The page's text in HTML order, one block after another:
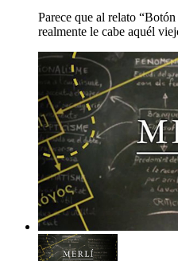
Parece que al relato
realmente le cabe aquél